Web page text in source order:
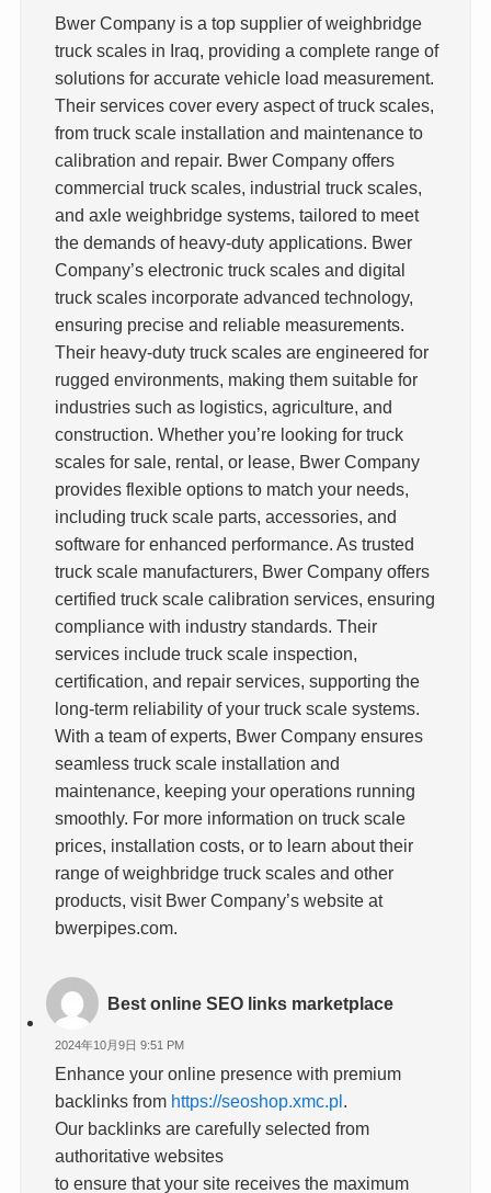
Bwer Company is a top supplier of weighbridge
truck scales in Iraq, providing a complete range of
solutions for accurate vehicle load measurement.
Their services cover every aspect of truck scales,
from truck scale installation and maintenance to
calibration and repair. Bwer Company offers
commercial truck scales, industrial truck scales,
and axle weighbridge systems, tailored to meet
the demands of heavy-duty applications. Bwer
Company’s electronic truck scales and digital
truck scales incorporate advanced technology,
ensuring precise and reliable measurements.
Their heavy-duty truck scales are engineered for
rugged environments, making them suitable for
industries such as logistics, agriculture, and
construction. Whether you’re looking for truck
scales for sale, rental, or lease, Bwer Company
provides flexible options to match your needs,
including truck scale parts, accessories, and
software for enhanced performance. As trusted
truck scale manufacturers, Bwer Company offers
certified truck scale calibration services, ensuring
compliance with industry standards. Their
services include truck scale inspection,
certification, and repair services, supporting the
long-term reliability of your truck scale systems.
With a team of experts, Bwer Company ensures
seamless truck scale installation and
maintenance, keeping your operations running
smoothly. For more information on truck scale
prices, installation costs, or to learn about their
range of weighbridge truck scales and other
products, visit Bwer Company’s website at
bwerpipes.com.
Best online SEO links marketplace
2024年10月9日 9:51 PM
Enhance your online presence with premium
backlinks from https://seoshop.xmc.pl.
Our backlinks are carefully selected from
authoritative websites
to ensure that your site receives the maximum